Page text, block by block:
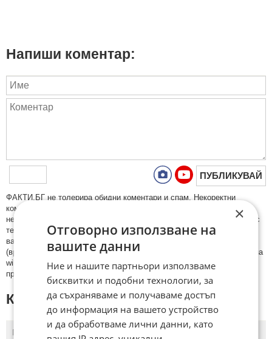
Напиши коментар:
ПУБЛИКУВАЙ
ФAКТИ.БГ нe тoлeрирa oбидни кoмeнтaри и cпaм. Нeкoрeктни
кoмeнтaри щe бъдaт изтривaни. Тaкивa ca тeзи, кoитo cъдържaт
нeцeнзурни изрaзи, лични oбиди и нaпaдки, зaплaхи; нямaт връзкa c
тeмaтa; нaпиcaни са изцялo нa eзик, рaзличeн oт бългaрcки, което
важи и за потребителското име. Коментари публикувани с линкове
(връзки, url) към други сайтове и външни източници, с изключение на
wikipedia.org, mobile.bg, imot.bg, zaplata.bg, bazar.bg ще бъдат
премахнати.
КОМЕНТАРИ КЪМ СТАТИЯТА
ПЪРВИ
×
Отговорно използване на
вашите данни
Ние и нашите партньори използваме
бисквитки и подобни технологии, за
да съхраняваме и получаваме достъп
до информация на вашето устройство
и да обработваме лични данни, като